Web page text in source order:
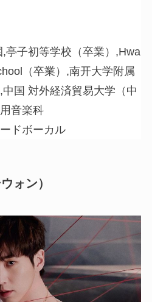
亭子初等学校（卒業）,Hwa
（卒業）,南开大学附属
国 対外経済貿易大学（中
音楽科
ドボーカル
ォン）